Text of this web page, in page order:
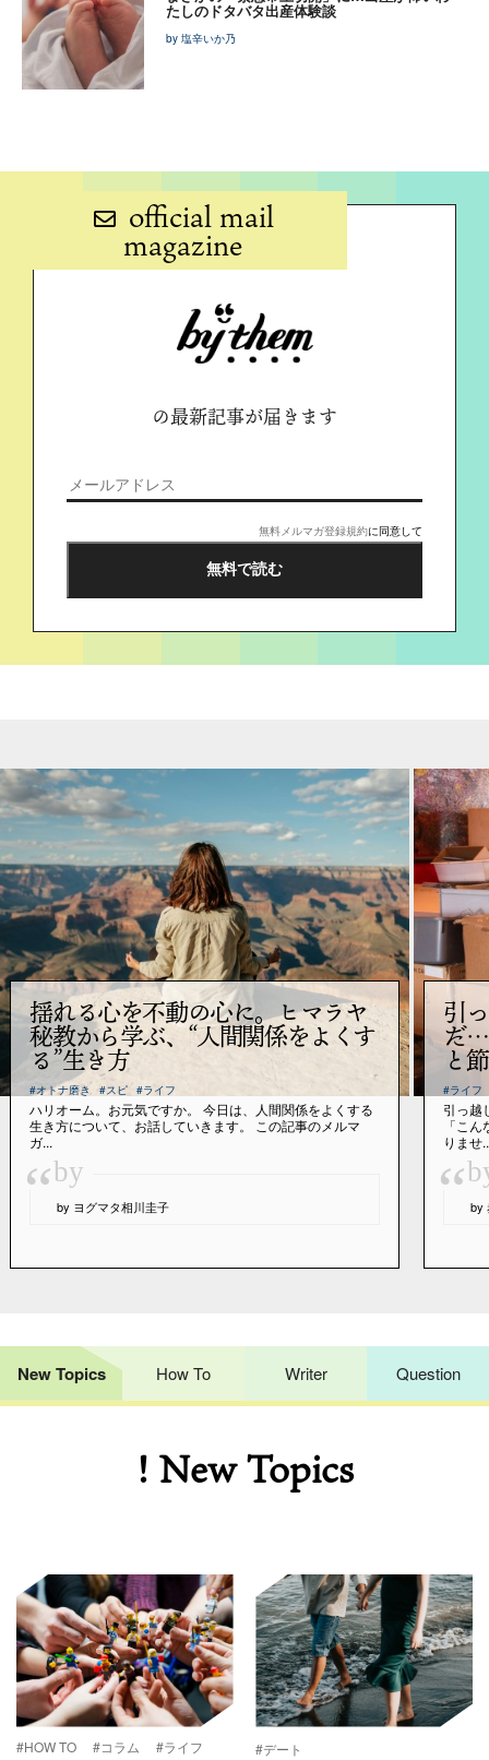
たしのドタバタ出産体験談
by 塩辛いか乃
official mail
magazine
の最新記事が届きます
無料メルマガ登録規約に同意して
揺れる心を不動の心に。ヒマラヤ
秘教から学ぶ、“人間関係をよくす
る”生き方
#オトナ磨き #スピ #ライフ
ハリオーム。お元気ですか。 今日は、人間関係をよくする
生き方について、お話していきます。 この記事のメルマ
ガ...
“by
by ヨグマタ相川圭子
引
だ…
と
#ライフ
引っ越
「こ
りませ
“ by
New Topics How To Writer Question
! New Topics
#HOW TO #コラム #ライフ #デート